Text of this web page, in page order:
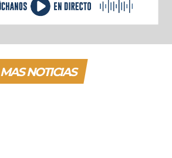
MAS NOTICIAS